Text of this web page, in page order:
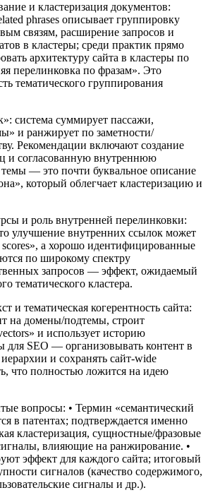
и кластеризация документов:
phrases описывает группировку
связям, расширение запросов и
в кластеры; среди практик прямо
архитектуру сайта в кластеры по
перелинковка по фразам». Это
тематического группирования
система суммирует пассажи,
и ранжирует по заметности/
Рекомендации включают создание
и согласованную внутреннюю
— это почти буквальное описание
который облегчает кластеризацию и
и роль внутренней перелинковки:
улучшение внутренних ссылок может
а хорошо идентифицированные
по широкому спектру
запросов — эффект, ожидаемый
тематического кластера.
и тематическая когерентность сайта:
на домены/подтемы, строит
и использует историю
для SEO — организовывать контент в
и сохранять сайт‑wide
что полностью ложится на идею
вопросы: • Термин «семантический
в патентах; подтверждается именно
кластеризация, сущностные/фразовые
влияющие на ранжирование. •
эффект для каждого сайта; итоговый
сигналов (качество содержимого,
сигналы и др.).